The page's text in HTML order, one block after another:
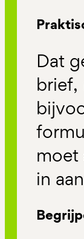
Dat
brief,
moet
in